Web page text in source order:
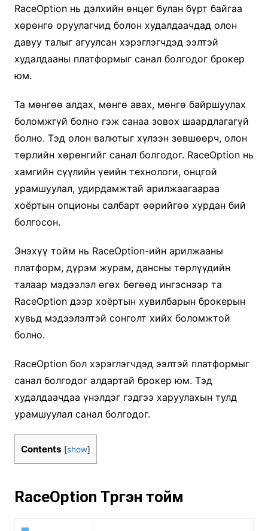
RaceOption нь дэлхийн өнцөг булан бүрт байгаа
хөрөнгө оруулагчид болон худалдаачдад олон
давуу талыг агуулсан хэрэглэгчдэд ээлтэй
худалдааны платформыг санал болгодог брокер
юм.
Та мөнгөө алдах, мөнгө авах, мөнгө байршуулах
боломжгүй болно гэж санаа зовох шаардлагагүй
болно. Тэд олон валютыг хүлээн зөвшөөрч, олон
төрлийн хөрөнгийг санал болгодог. RaceOption нь
хамгийн сүүлийн үеийн технологи, онцгой
урамшуулал, удирдамжтай арилжаагаараа
хоёртын опционы салбарт өөрийгөө хурдан бий
болгосон.
Энэхүү тойм нь RaceOption-ийн арилжааны
платформ, дүрэм журам, дансны төрлүүдийн
талаар мэдээлэл өгөх бөгөөд ингэснээр та
RaceOption дээр хоёртын хувилбарын брокерын
хувьд мэдээлэлтэй сонголт хийх боломжтой
болно.
RaceOption бол хэрэглэгчдэд ээлтэй платформыг
санал болгодог алдартай брокер юм. Тэд
худалдаачдаа үнэлдэг гэдгээ харуулахын тулд
урамшуулал санал болгодог.
Contents [show]
RaceOption Түргэн тойм